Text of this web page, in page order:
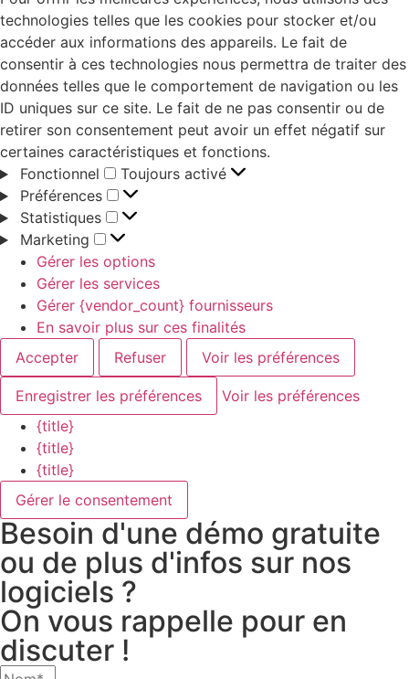
technologies telles que les cookies pour stocker et/ou
accéder aux informations des appareils. Le fait de
consentir à ces technologies nous permettra de traiter des
données telles que le comportement de navigation ou les
ID uniques sur ce site. Le fait de ne pas consentir ou de
retirer son consentement peut avoir un effet négatif sur
certaines caractéristiques et fonctions.
Fonctionnel
Toujours activé
Préférences
Statistiques
Marketing
Gérer les options
Gérer les services
Gérer {vendor_count} fournisseurs
En savoir plus sur ces finalités
Accepter
Refuser Voir les préférences
Enregistrer les préférences
Voir les préférences
{title}
{title}
{title}
Gérer le consentement
Besoin d'une démo gratuite
ou de plus d'infos sur nos
logiciels ?
On vous rappelle pour en
discuter !